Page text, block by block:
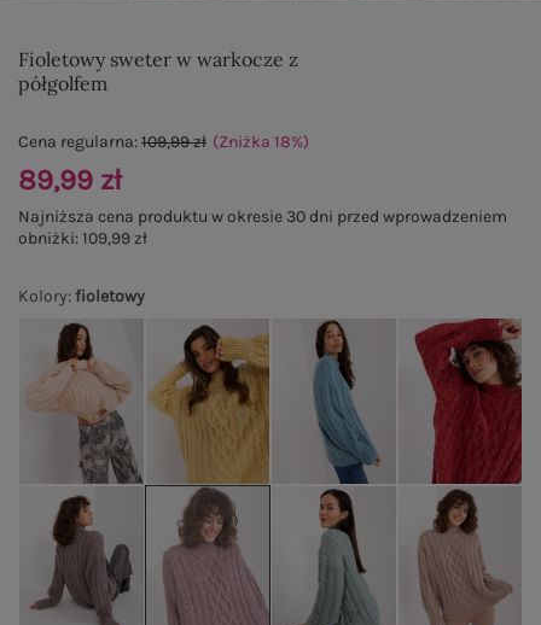
Fioletowy sweter w warkocze z
półgolfem
Kolory:fioletowy
Cena regularna:109,99 zł (Zniżka 18%)
89,99 zł
Najniższa cena produktu w okresie 30 dni przed wprowadzeniem
obniżki:109,99 zł